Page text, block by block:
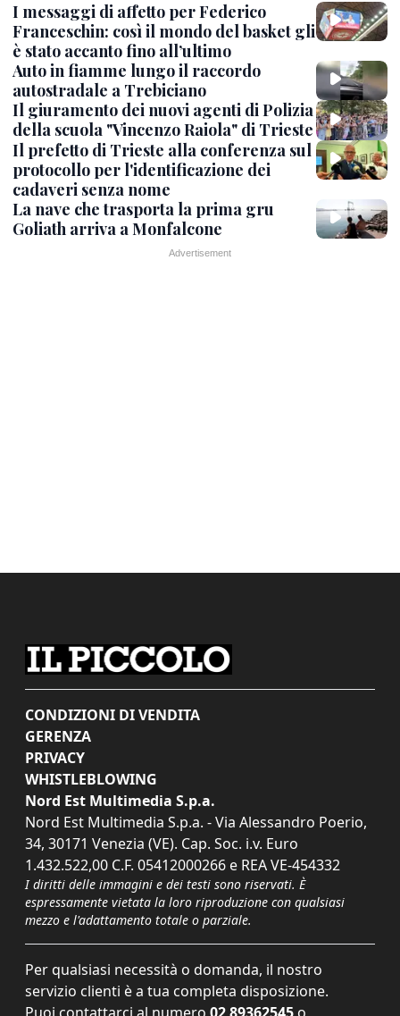
I messaggi di affetto per Federico
Franceschin: così il mondo del basket gli
è stato accanto fino all’ultimo
Auto in fiamme lungo il raccordo
autostradale a Trebiciano
Il giuramento dei nuovi agenti di Polizia
della scuola "Vincenzo Raiola" di Trieste
Il prefetto di Trieste alla conferenza sul
protocollo per l'identificazione dei
cadaveri senza nome
La nave che trasporta la prima gru
Goliath arriva a Monfalcone
CONDIZIONI DI VENDITA
GERENZA
PRIVACY
WHISTLEBLOWING
Nord Est Multimedia S.p.a.
Nord Est Multimedia S.p.a. - Via Alessandro Poerio,
34, 30171 Venezia (VE). Cap. Soc. i.v. Euro
1.432.522,00 C.F. 05412000266 e REA VE-454332
I diritti delle immagini e dei testi sono riservati. È
espressamente vietata la loro riproduzione con qualsiasi
mezzo e l'adattamento totale o parziale.
Per qualsiasi necessità o domanda, il nostro
servizio clienti è a tua completa disposizione.